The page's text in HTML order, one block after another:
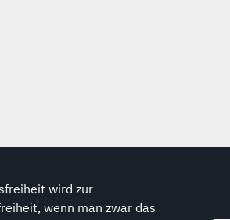
wird zur
wenn man zwar das